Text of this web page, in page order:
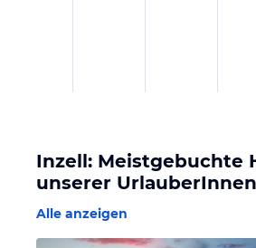
Inzell: Meistgebuchte
unserer UrlauberInnen
Alle anzeigen